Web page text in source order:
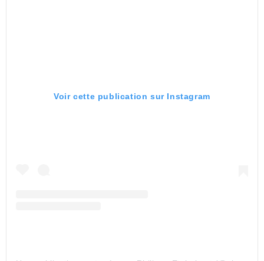
Voir cette publication sur Instagram